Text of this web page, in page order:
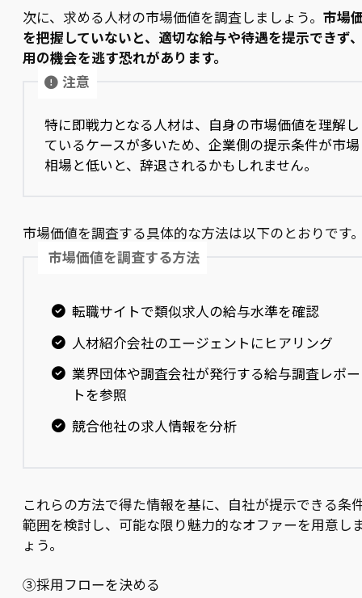
次に、求める人材の市場価値を調査しましょう。 市場
を把握していないと、適切な給与や待遇を提示できず
用の機会を逃す恐れがあります。
注意
特に即戦力となる人材は、自身の市場価値を理解し
ているケースが多いため、企業側の提示条件が市場
相場と低いと、辞退されるかもしれません。
市場価値を調査する具体的な方法は以下のとおりです
市場価値を調査する方法
転職サイトで類似求人の給与水準を確認
人材紹介会社のエージェントにヒアリング
業界団体や調査会社が発行する給与調査レポー
トを参照
競合他社の求人情報を分析
これらの方法で得た情報を基に、自社が提示できる条
範囲を検討し、可能な限り魅力的なオファーを用意し
ょう。
③採用フローを決める